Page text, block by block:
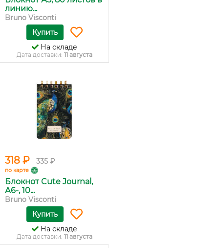
линию...
Bruno Visconti
Купить
На складе
Дата доставки: 11 августа
318 ₽ 335 ₽
по карте
Блокнот Cute Journal,
А6-, 10...
Bruno Visconti
Купить
На складе
Дата доставки: 11 августа